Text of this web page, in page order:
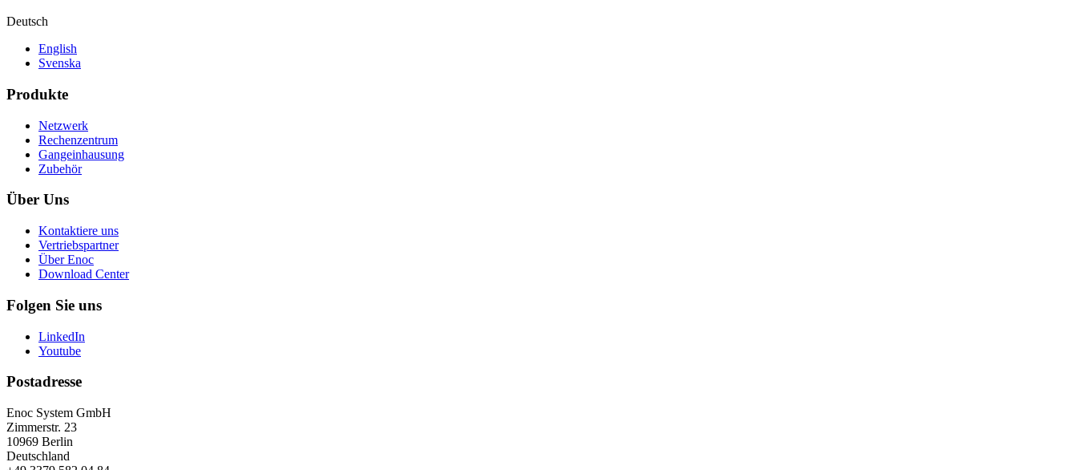
Deutsch
English
Svenska
Produkte
Netzwerk
Rechenzentrum
Gangeinhausung
Zubehör
Über Uns
Kontaktiere uns
Vertriebspartner
Über Enoc
Download Center
Folgen Sie uns
LinkedIn
Youtube
Postadresse
Enoc System GmbH
Zimmerstr. 23
10969 Berlin
Deutschland